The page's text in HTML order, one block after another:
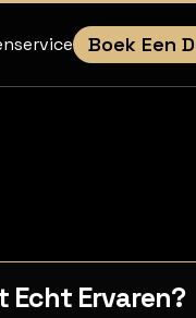
Boek Een
Echt Ervaren?